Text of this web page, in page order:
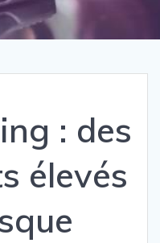
: des
élevés